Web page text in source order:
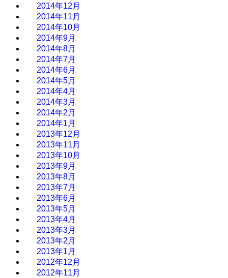
2014年12月
2014年11月
2014年10月
2014年9月
2014年8月
2014年7月
2014年6月
2014年5月
2014年4月
2014年3月
2014年2月
2014年1月
2013年12月
2013年11月
2013年10月
2013年9月
2013年8月
2013年7月
2013年6月
2013年5月
2013年4月
2013年3月
2013年2月
2013年1月
2012年12月
2012年11月